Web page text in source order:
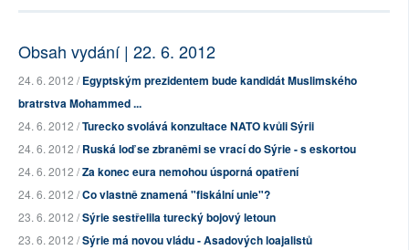
Obsah vydání | 22. 6. 2012
24. 6. 2012 /Egyptským prezidentem bude kandidát Muslimského
bratrstva Mohammed ...
24. 6. 2012 /Turecko svolává konzultace NATO kvůli Sýrii
24. 6. 2012 /Ruská loď se zbraněmi se vrací do Sýrie - s eskortou
24. 6. 2012 /Za konec eura nemohou úsporná opatření
24. 6. 2012 /Co vlastně znamená "fiskální unie"?
23. 6. 2012 /Sýrie sestřelila turecký bojový letoun
23. 6. 2012 /Sýrie má novou vládu - Asadových loajalistů